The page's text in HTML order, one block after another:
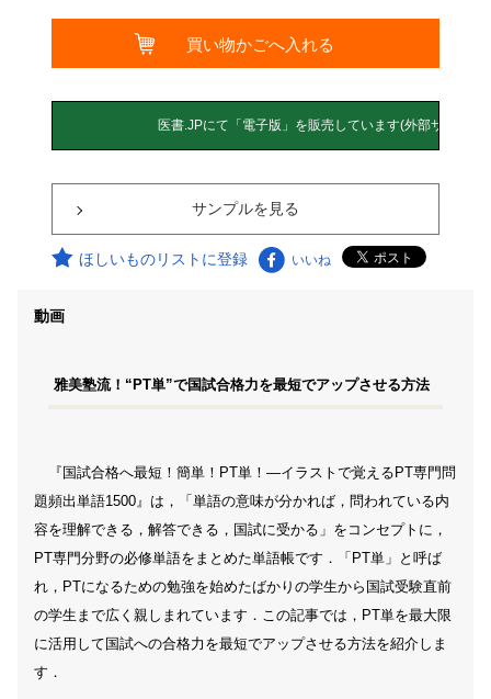
サンプルを見る
ほしいものリストに登録 いいね
動画
雅美塾流！“PT単”で国試合格力を最短でアップさせる方法
『国試合格へ最短！簡単！PT単！―イラストで覚えるPT専門問
題頻出単語1500』は，「単語の意味が分かれば，問われている内
容を理解できる，解答できる，国試に受かる」をコンセプトに，
PT専門分野の必修単語をまとめた単語帳です．「PT単」と呼ば
れ，PTになるための勉強を始めたばかりの学生から国試受験直前
の学生まで広く親しまれています．この記事では，PT単を最大限
に活用して国試への合格力を最短でアップさせる方法を紹介しま
す．